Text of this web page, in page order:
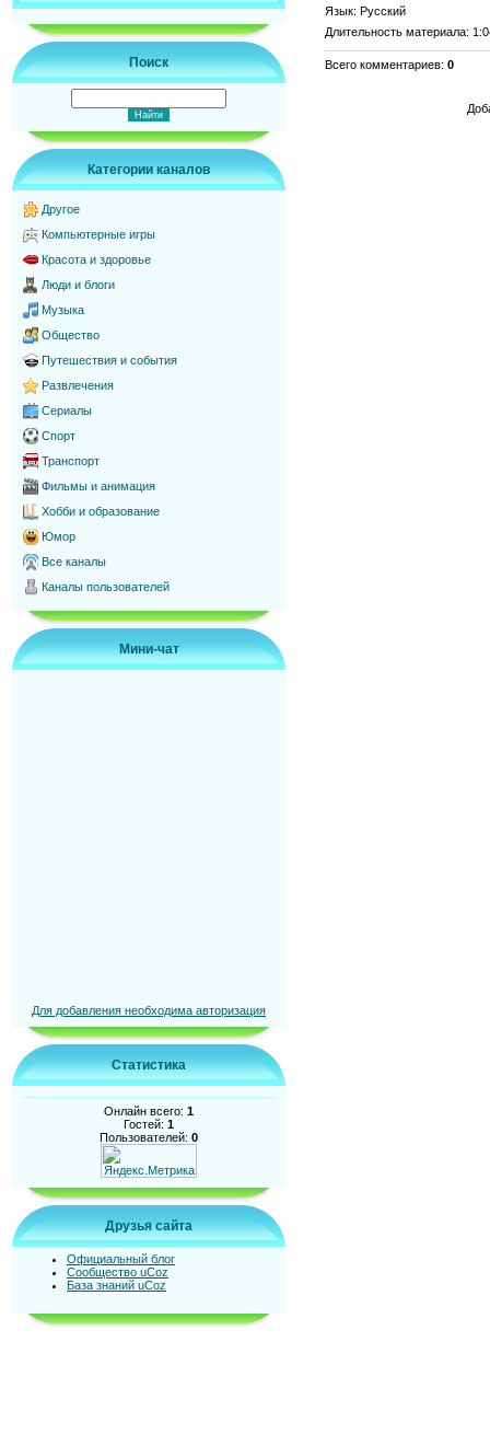
Поиск
Категории каналов
Другое
Компьютерные игры
Красота и здоровье
Люди и блоги
Музыка
Общество
Путешествия и события
Развлечения
Сериалы
Спорт
Транспорт
Фильмы и анимация
Хобби и образование
Юмор
Все каналы
Каналы пользователей
Мини-чат
Для добавления необходима авторизация
Статистика
Онлайн всего: 1
Гостей: 1
Пользователей: 0
Друзья сайта
Официальный блог
Сообщество uCoz
База знаний uCoz
Язык: Русский
Длительность материала:
Всего комментариев: 0